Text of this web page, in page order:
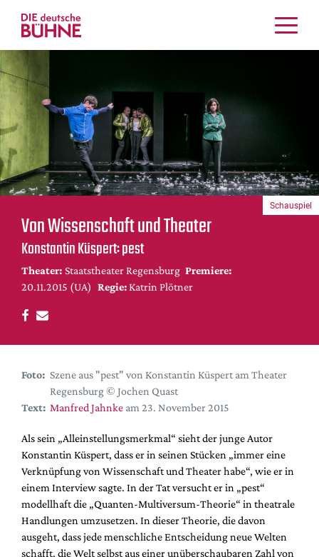
Kritiken
Schauspiel
Musiktheater
Tanz
Crossover
Bühnenwelt
Festivals & Veranstaltungen
Menschen & Theater
Themen
Internationales
Nachrufe
DdB-map
Premierensuche
Festival-Planer
Alle Hefte
Leseproben
Podcast
Service
Shop / Abo
Von Wissenschaft und Theater
Konstantin Küspert: pest
Theater: Staatstheater Regensburg Premiere:
20.11.2015 (UA) Regie: Katrin Plötner
Schauspiel
Foto: Szene aus "pest" von Konstantin Küspert am Theater
Regensburg © Jochen Quast
Text: Manfred Jahnke am 23. November 2015
Als sein „Alleinstellungsmerkmal“ sieht der junge Autor
Konstantin Küspert, dass er in seinen Stücken „immer eine
Verknüpfung von Wissenschaft und Theater habe“, wie er in
einem Interview sagte. In der Tat versucht er in „pest“
modellhaft die „Quanten-Multiversum-Theorie“ in theatrale
Handlungen umzusetzen. In dieser Theorie, die davon
ausgeht, dass jede menschliche Entscheidung neue Welten
schafft, die Welt selbst aus einer unüberschaubaren Zahl von